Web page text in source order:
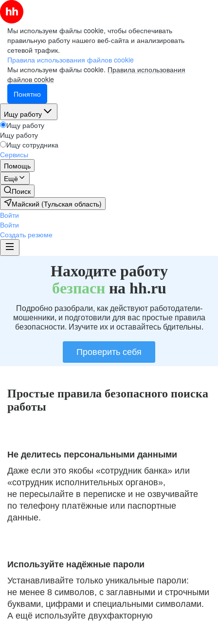
Мы используем файлы cookie, чтобы обеспечивать
правильную работу нашего веб-сайта и анализировать
сетевой трафик.
Правила использования файлов cookie
Мы используем файлы cookie. Правила использования
файлов cookie
Понятно
Ищу работу
Ищу работу
Ищу работу
Ищу сотрудника
Сервисы
Помощь
Ещё
Поиск
Майский (Тульская область)
Войти
Войти
Создать резюме
Находите работу
безпаснна hh.ru
Подробно разобрали, как действуют работодатели-
мошенники, и подготовили для вас простые правила
безопасности. Изучите их и оставайтесь бдительны.
Проверить себя
Простые правила безопасного поиска
работы
Не делитесь персональными данными
Даже если это якобы «сотрудник банка» или
«сотрудник исполнительных органов»,
не пересылайте в переписке и не озвучивайте
по телефону платёжные или паспортные
данные.
Используйте надёжные пароли
Устанавливайте только уникальные пароли:
не менее 8 символов, с заглавными и строчными
буквами, цифрами и специальными символами.
А ещё используйте двухфакторную